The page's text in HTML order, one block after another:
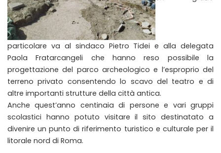
particolare va al sindaco Pietro Tidei e alla delegata
Paola Fratarcangeli che hanno reso possibile la
progettazione del parco archeologico e l’esproprio del
terreno privato consentendo lo scavo del teatro e di
altre importanti strutture della città antica.
Anche quest’anno centinaia di persone e vari gruppi
scolastici hanno potuto visitare il sito destinatato a
divenire un punto di riferimento turistico e culturale per il
litorale nord di Roma.